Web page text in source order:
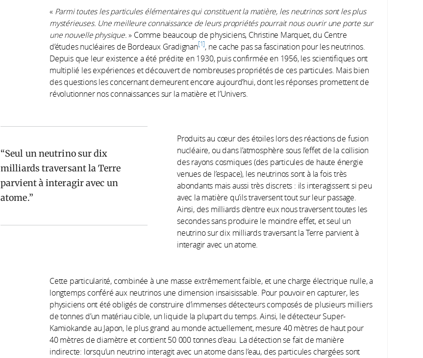
« Parmi toutes les particules élémentaires qui constituent la matière, les neutrinos sont les plus
mystérieuses. Une meilleure connaissance de leurs propriétés pourrait nous ouvrir une porte sur
une nouvelle physique.» Comme beaucoup de physiciens, Christine Marquet, du Centre
d’études nucléaires de Bordeaux Gradignan 1 , ne cache pas sa fascination pour les neutrinos.
Depuis que leur existence a été prédite en 1930, puis confirmée en 1956, les scientifiques ont
multiplié les expériences et découvert de nombreuses propriétés de ces particules. Mais bien
des questions les concernant demeurent encore aujourd’hui, dont les réponses promettent de
révolutionner nos connaissances sur la matière et l’Univers.
Seul un neutrino sur dix
milliards traversant la Terre
parvient à interagir avec un
atome.
Produits au cœur des étoiles lors des réactions de fusion
nucléaire, ou dans l’atmosphère sous l’effet de la collision
des rayons cosmiques (des particules de haute énergie
venues de l’espace), les neutrinos sont à la fois très
abondants mais aussi très discrets : ils interagissent si peu
avec la matière qu’ils traversent tout sur leur passage.
Ainsi, des milliards d’entre eux nous traversent toutes les
secondes sans produire le moindre effet, et seul un
neutrino sur dix milliards traversant la Terre parvient à
interagir avec un atome.
Cette particularité, combinée à une masse extrêmement faible, et une charge électrique nulle, a
longtemps conféré aux neutrinos une dimension insaisissable. Pour pouvoir en capturer, les
physiciens ont été obligés de construire d’immenses détecteurs composés de plusieurs milliers
de tonnes d’un matériau cible, un liquide la plupart du temps. Ainsi, le détecteur Super-
Kamiokande au Japon, le plus grand au monde actuellement, mesure 40 mètres de haut pour
40 mètres de diamètre et contient 50 000 tonnes d’eau. La détection se fait de manière
indirecte: lorsqu’un neutrino interagit avec un atome dans l’eau, des particules chargées sont